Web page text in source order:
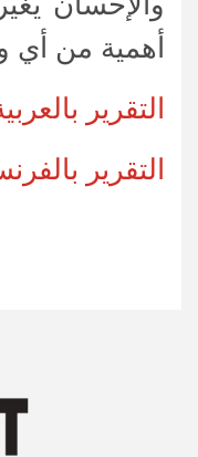
أهمية من
التقرير
التقرير